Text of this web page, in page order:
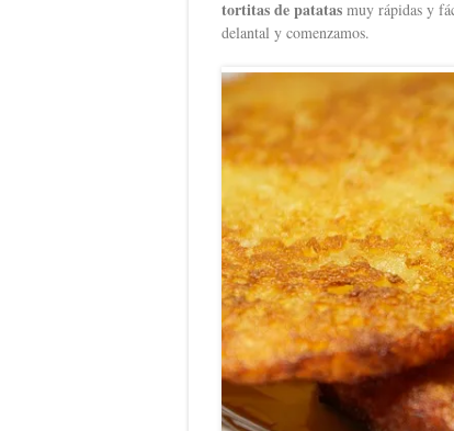
tortitas de patatas muy rápidas y
delantal y comenzamos.